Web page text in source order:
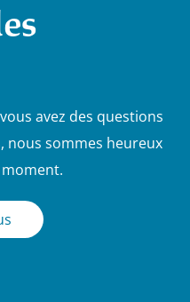
avez des questions
nous sommes heureux